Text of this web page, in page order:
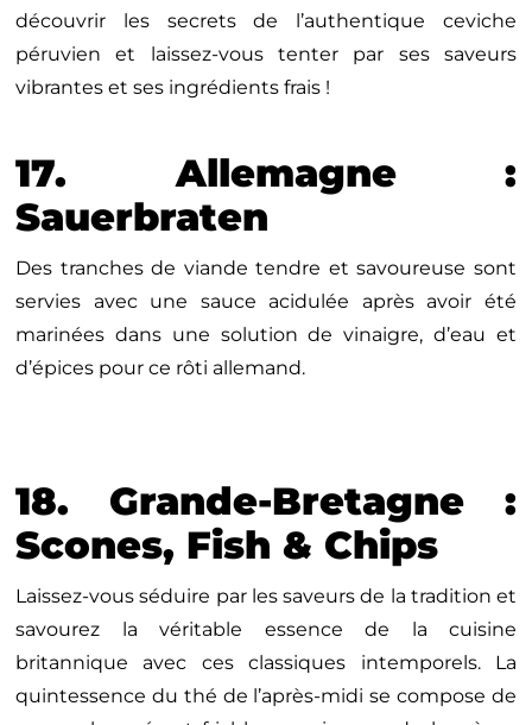
découvrir les secrets de l’authentique ceviche
péruvien et laissez-vous tenter par ses saveurs
vibrantes et ses ingrédients frais !
17. Allemagne :
Sauerbraten
Des tranches de viande tendre et savoureuse sont
servies avec une sauce acidulée après avoir été
marinées dans une solution de vinaigre, d’eau et
d’épices pour ce rôti allemand.
18. Grande-Bretagne :
Scones, Fish & Chips
Laissez-vous séduire par les saveurs de la tradition et
savourez la véritable essence de la cuisine
britannique avec ces classiques intemporels. La
quintessence du thé de l’après-midi se compose de